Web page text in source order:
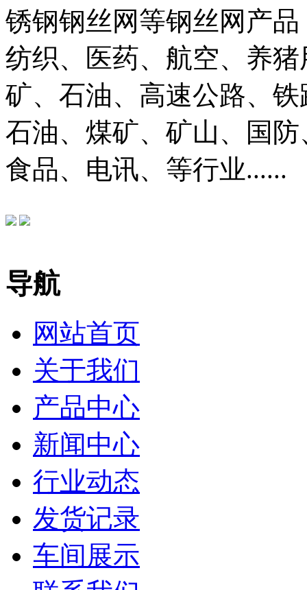
锈钢钢丝网等钢丝网产
纺织、医药、航空、养
矿、石油、高速公路、
石油、煤矿、矿山、国
食品、电讯、等行业......
导航
网站首页
关于我们
产品中心
新闻中心
行业动态
发货记录
车间展示